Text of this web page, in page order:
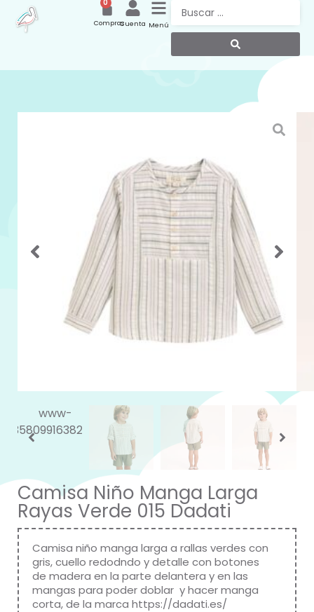
Menú
Cuenta
0
Compras
Camisa Niño Manga Larga
Rayas Verde 015 Dadati
Camisa niño manga larga a rallas verdes con
gris, cuello redodndo y detalle con botones
de madera en la parte delantera y en las
mangas para poder doblar y hacer manga
corta, de la marca https://dadati.es/